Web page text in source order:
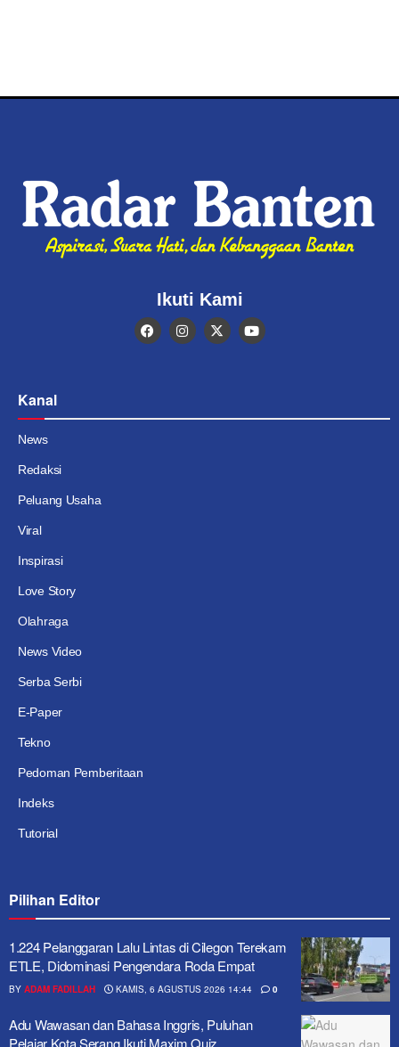
Ikuti Kami
Kanal
News
Redaksi
Peluang Usaha
Viral
Inspirasi
Love Story
Olahraga
News Video
Serba Serbi
E-Paper
Tekno
Pedoman Pemberitaan
Indeks
Tutorial
Pilihan Editor
1.224 Pelanggaran Lalu Lintas di Cilegon Terekam
ETLE, Didominasi Pengendara Roda Empat
BY ADAM FADILLAH KAMIS, 6 AGUSTUS 2026 14:44 0
Adu Wawasan dan Bahasa Inggris, Puluhan
Pelajar Kota Serang Ikuti Maxim Quiz